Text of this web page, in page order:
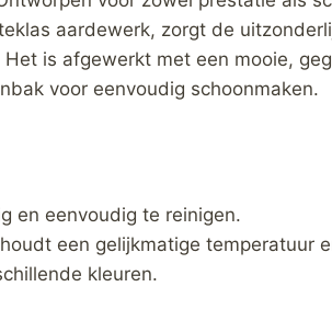
aardewerk, zorgt de
is afgewerkt met een mooie,
voor eenvoudig schoonmaken.
en eenvoudig te reinigen.
een gelijkmatige temperatuur
kleuren.